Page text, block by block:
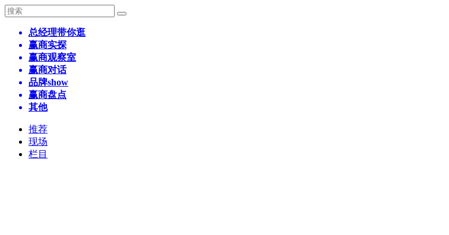
总经理带你逛
赢商实探
赢商观察室
赢商对话
品牌show
赢商盘点
其他
推荐
现场
栏目